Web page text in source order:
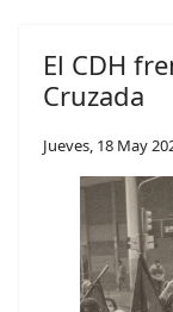
El CDH
Cruzada
Jueves, 18 May